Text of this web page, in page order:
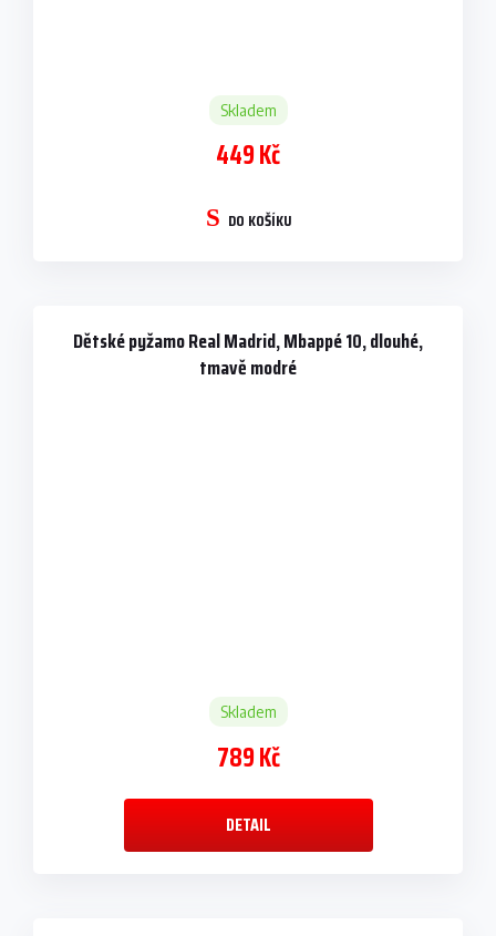
Skladem
449 Kč
DO KOŠÍKU
Dětské pyžamo Real Madrid, Mbappé 10, dlouhé,
tmavě modré
Skladem
789 Kč
DETAIL